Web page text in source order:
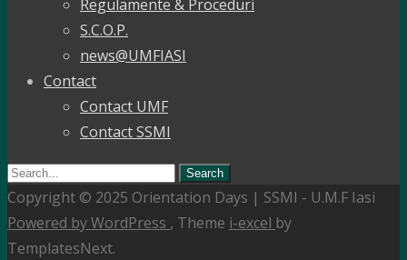
Regulamente & Proceduri
S.C.O.P.
news@UMFIASI
Contact
Contact UMF
Contact SSMI
Search
for:
Copyright © 2025 Orientation Days | SSMI - U.M.F Iasi
Powered by WordPress , Theme i-excel by
TemplatesNext.